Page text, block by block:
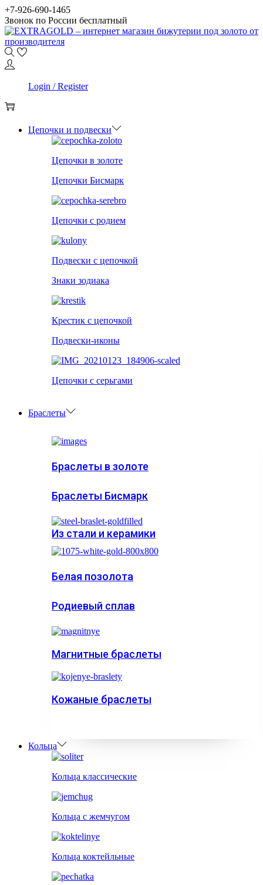
Skip
to
navigation
Skip
to
content
+7-926-690-1465
Звонок по России бесплатный
Login / Register
Цепочки и подвески
Цепочки в золоте
Цепочки Бисмарк
Цепочки с родием
Подвески с цепочкой
Знаки зодиака
Крестик с цепочкой
Подвески-иконы
Цепочки с серьгами
Браслеты
Браслеты в золоте
Браслеты Бисмарк
Из стали и керамики
Белая позолота
Родиевый сплав
Магнитные браслеты
Кожаные браслеты
Кольца
Кольца классические
Кольца с жемчугом
Кольца коктейльные